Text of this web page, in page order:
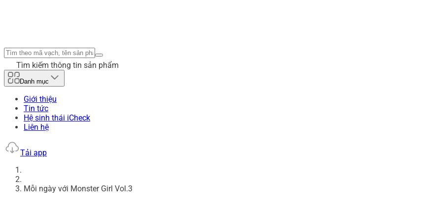
Tìm kiếm thông tin sản phẩm
Danh mục
Giới thiệu
Tin tức
Hệ sinh thái iCheck
Liên hệ
Tải app
Mỗi ngày với Monster Girl Vol.3